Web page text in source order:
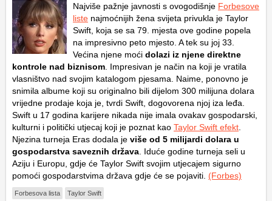
Najviše pažnje javnosti s ovogodišnje Forbesove
liste najmoćnijih žena svijeta privukla je Taylor
Swift, koja se sa 79. mjesta ove godine popela
na impresivno peto mjesto. A tek su joj 33.
Većina njene moći dolazi iz njene direktne
kontrole nad biznisom . Impresivan je način na koji je vratila
vlasništvo nad svojim katalogom pjesama. Naime, ponovno je
snimila albume koji su originalno bili dijelom 300 milijuna dolara
vrijedne prodaje koja je, tvrdi Swift, dogovorena njoj iza leđa.
Swift u 17 godina karijere nikada nije imala ovakav gospodarski,
kulturni i politički utjecaj koji je poznat kao Taylor Swift efekt
Njezina turneja Eras dodala je više od 5 milijardi dolara u
gospodarstva saveznih država . Iduće godine turneja seli u
Aziju i Europu, gdje će Taylor Swift svojim utjecajem sigurno
pomoći gospodarstvima država gdje će se pojaviti. (Forbes)
Forbesova lista Taylor Swift